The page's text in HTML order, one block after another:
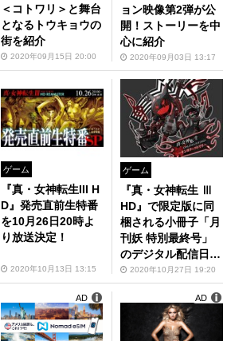
＜コトワリ＞と舞台
となるトウキョウの
街を紹介
2020年09月15日 20:00
ョン映像第2弾が公
開！ストーリーを中
心に紹介
2020年09月03日 13:17
ゲーム
『真・女神転生III H
D』発売直前生特番
を10月26日20時よ
り放送決定！
2020年10月13日 13:15
ゲーム
『真・女神転生 Ⅲ
HD』で限定版に同
梱される小冊子「月
刊妖 特別最終号」
のデジタル配信日が
決定！
2020年10月27日 19:20
AD AD